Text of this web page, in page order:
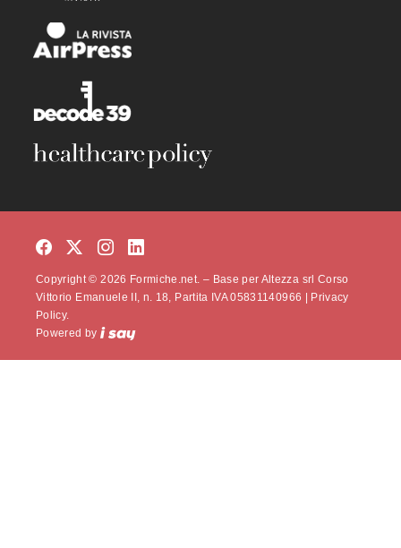
Copyright © 2026 Formiche.net. – Base per Altezza srl Corso
Vittorio Emanuele II, n. 18, Partita IVA 05831140966 |
Privacy
Policy.
Powered by